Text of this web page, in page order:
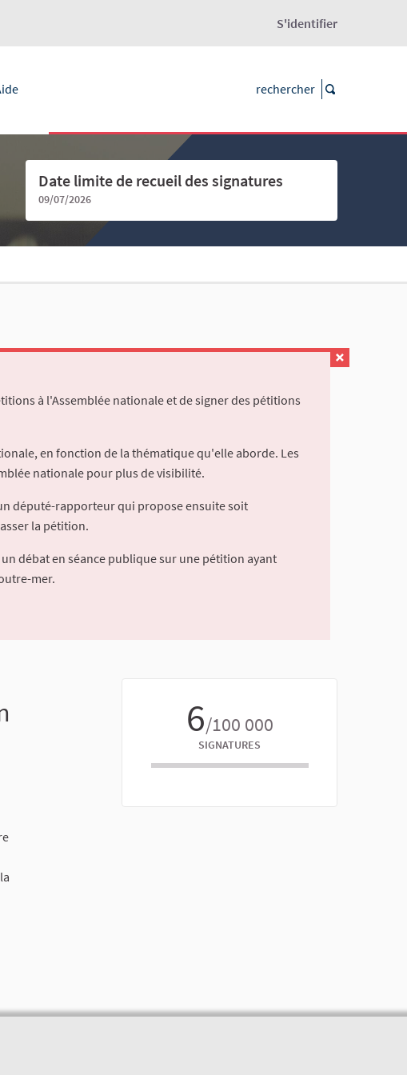
S'identifier
Date limite de recueil des signatures
09/07/2026
à l'Assemblée nationale et de signer des pétitions
en fonction de la thématique qu'elle aborde. Les
nationale pour plus de visibilité.
député-rapporteur qui propose ensuite soit
la pétition.
débat en séance publique sur une pétition ayant
mer.
6/100 000
SIGNATURES